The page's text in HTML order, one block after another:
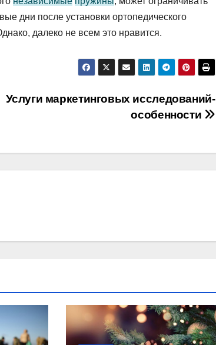
дни после установки ортопедического
далеко не всем это нравится.
Услуги маркетинговых исследований-
особенности